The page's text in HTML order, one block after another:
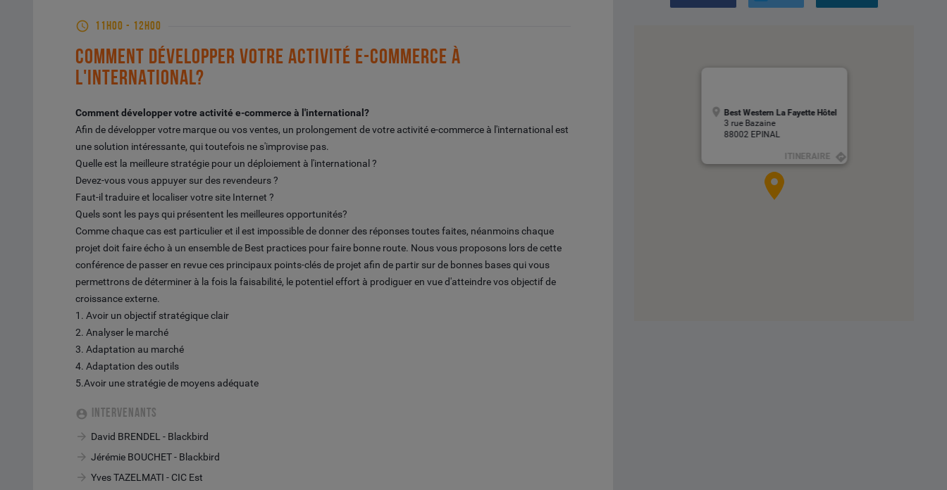
11H00 - 12H00
COMMENT DÉVELOPPER VOTRE ACTIVITÉ E-COMMERCE À
L'INTERNATIONAL?
Comment développer votre activité e-commerce à l'international?
Afin de développer votre marque ou vos ventes, un prolongement de votre activité e-commerce à l'international est
une solution intéressante, qui toutefois ne s'improvise pas.
Quelle est la meilleure stratégie pour un déploiement à l'international ?
Devez-vous vous appuyer sur des revendeurs ?
Faut-il traduire et localiser votre site Internet ?
Quels sont les pays qui présentent les meilleures opportunités?
Comme chaque cas est particulier et il est impossible de donner des réponses toutes faites, néanmoins chaque
projet doit faire écho à un ensemble de Best practices pour faire bonne route. Nous vous proposons lors de cette
conférence de passer en revue ces principaux points-clés de projet afin de partir sur de bonnes bases qui vous
permettrons de déterminer à la fois la faisabilité, le potentiel effort à prodiguer en vue d'atteindre vos objectif de
croissance externe.
1. Avoir un objectif stratégique clair
2. Analyser le marché
3. Adaptation au marché
4. Adaptation des outils
5.Avoir une stratégie de moyens adéquate
INTERVENANTS
David BRENDEL - Blackbird
Jérémie BOUCHET - Blackbird
Yves TAZELMATI - CIC Est
Best Western La Fayette Hôtel
3 rue Bazaine
88002 EPINAL
ITINERAIRE